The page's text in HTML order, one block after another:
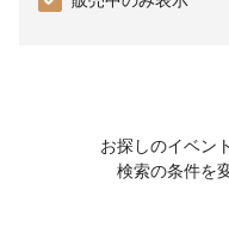
お探しのイベン
検索の条件を